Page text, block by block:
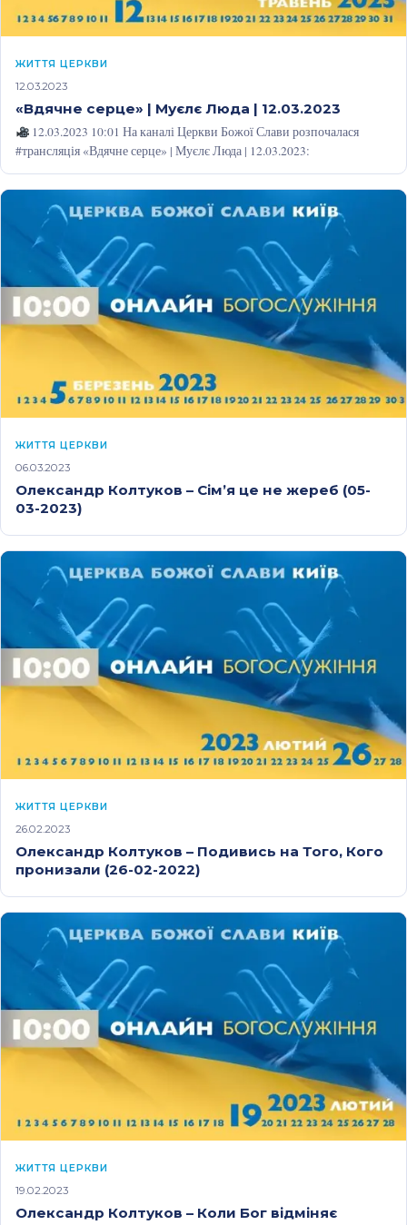
ЖИТТЯ ЦЕРКВИ
12.03.2023
«Вдячне серце» | Муєлє Люда | 12.03.2023
12.03.2023 10:01 На каналі Церкви Божої Слави розпочалася
#трансляція «Вдячне серце» | Муєлє Люда | 12.03.2023:
ЖИТТЯ ЦЕРКВИ
06.03.2023
Олександр Колтуков – Сім’я це не жереб (05-
03-2023)
ЖИТТЯ ЦЕРКВИ
26.02.2023
Олександр Колтуков – Подивись на Того, Кого
пронизали (26-02-2022)
ЖИТТЯ ЦЕРКВИ
19.02.2023
Олександр Колтуков – Коли Бог відміняє